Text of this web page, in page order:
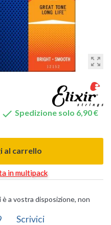
zoom_out_map
 Spedizione solo 6,90 €
al carrello
in multipack
a vostra disposizione, non
Scrivici